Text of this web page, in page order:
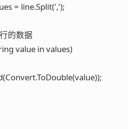
= line.Split(',');
行的数据
value in values)